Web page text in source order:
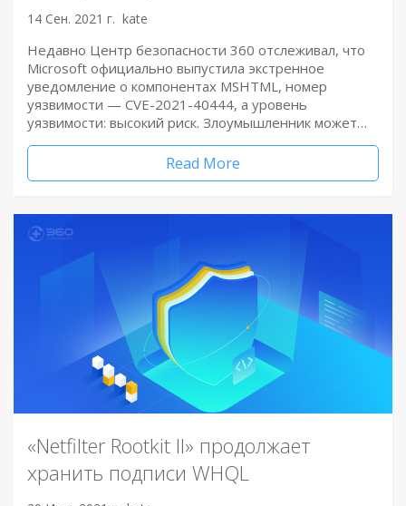
14 Сен. 2021 г. kate
Недавно Центр безопасности 360 отслеживал, что
Microsoft официально выпустила экстренное
уведомление о компонентах MSHTML, номер
уязвимости — CVE-2021-40444, а уровень
уязвимости: высокий риск. Злоумышленник может…
Read More
«Netfilter Rootkit II» продолжает
хранить подписи WHQL